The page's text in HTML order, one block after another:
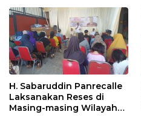
Sepinggan Raya
Balikpapan
H. Sabaruddin Panrecalle
Laksanakan Reses di
Masing-masing Wilayah